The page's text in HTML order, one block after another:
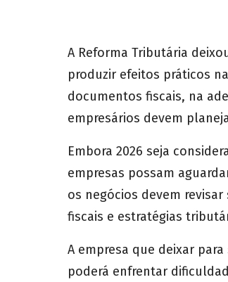
A Reforma Tributária
produzir efeitos práticos
documentos fiscais, na
empresários devem
Embora 2026 seja
empresas possam
os negócios devem
fiscais e estratégias
A empresa que deixar
poderá enfrentar